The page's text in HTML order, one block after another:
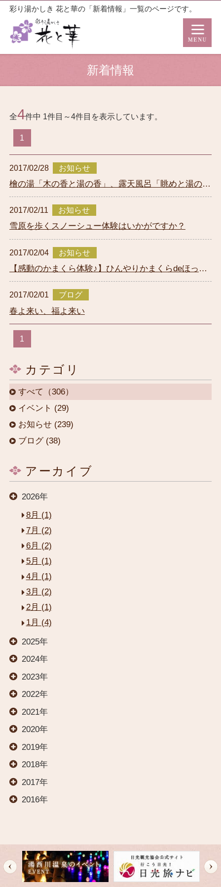
彩り湯かしき 花と華の「新着情報」一覧のページです。
新着情報
全4件中 1件目～4件目を表示しています。
1
2017/02/28 お知らせ
檜の湯「木の香と湯の香」、露天風呂「眺めと湯の香
り」リニューアル工事のお知...
2017/02/11 お知らせ
雪原を歩くスノーシュー体験はいかがですか？
2017/02/04 お知らせ
【感動のかまくら体験♪】ひんやりかまくらdeほっこ
り体験プランのご紹介です
2017/02/01 ブログ
春よ来い、福よ来い
1
カテゴリ
すべて（306）
イベント (29)
お知らせ (239)
ブログ (38)
アーカイブ
2026年
8月 (1)
7月 (2)
6月 (2)
5月 (1)
4月 (1)
3月 (2)
2月 (1)
1月 (4)
2025年
2024年
2023年
2022年
2021年
2020年
2019年
2018年
2017年
2016年
HOME
お部屋
温泉
料理
オールインクルーシブ